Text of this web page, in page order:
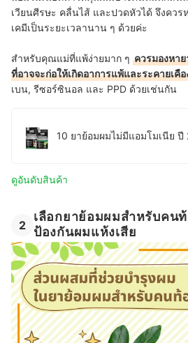
เวียนศีรษะ คลื่นไส้ และปวดหัวได้ จึงควร
เคมีเป็นระยะเวลานาน ๆ ด้วยค่ะ
สำหรับคุณแม่ที่แพ้ง่ายมาก ๆ ควรมองหา
ที่อาจจะก่อให้เกิดอาการแพ้และระคายเคือ
เบน, รีซอร์ซินอล และ PPD ด้วยเช่นกัน
10 ยาย้อมผมไม่มีแอมโมเนีย
ดูอันดับสินค้า
2
เลือกยาย้อมผมสำหรับคน
ป้องกันผมแห้งเสีย